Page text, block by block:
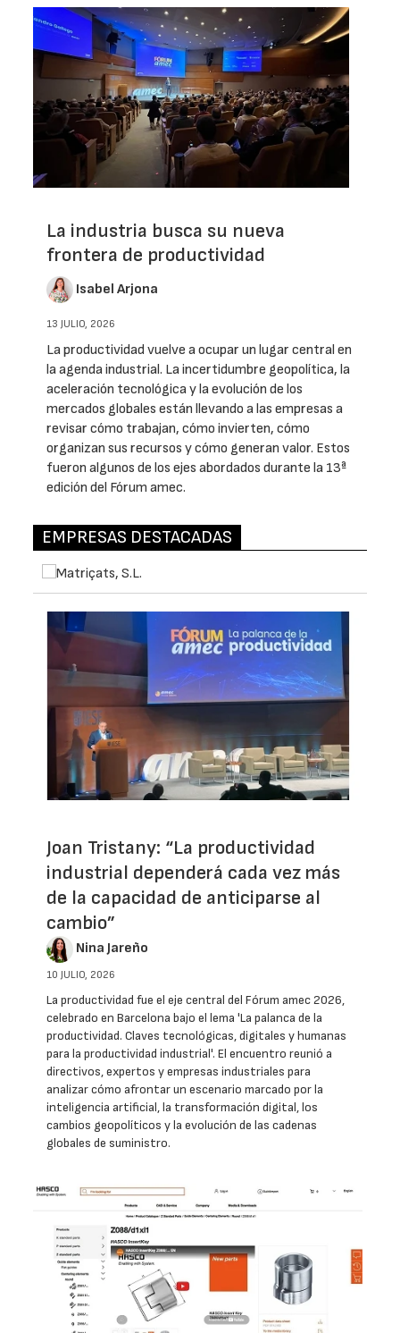
La industria busca su nueva
frontera de productividad
Isabel Arjona
13 JULIO, 2026
La productividad vuelve a ocupar un lugar central en
la agenda industrial. La incertidumbre geopolítica, la
aceleración tecnológica y la evolución de los
mercados globales están llevando a las empresas a
revisar cómo trabajan, cómo invierten, cómo
organizan sus recursos y cómo generan valor. Estos
fueron algunos de los ejes abordados durante la 13ª
edición del Fórum amec.
EMPRESAS DESTACADAS
Joan Tristany: “La productividad
industrial dependerá cada vez más
de la capacidad de anticiparse al
cambio”
Nina Jareño
10 JULIO, 2026
La productividad fue el eje central del Fórum amec 2026,
celebrado en Barcelona bajo el lema 'La palanca de la
productividad. Claves tecnológicas, digitales y humanas
para la productividad industrial'. El encuentro reunió a
directivos, expertos y empresas industriales para
analizar cómo afrontar un escenario marcado por la
inteligencia artificial, la transformación digital, los
cambios geopolíticos y la evolución de las cadenas
globales de suministro.